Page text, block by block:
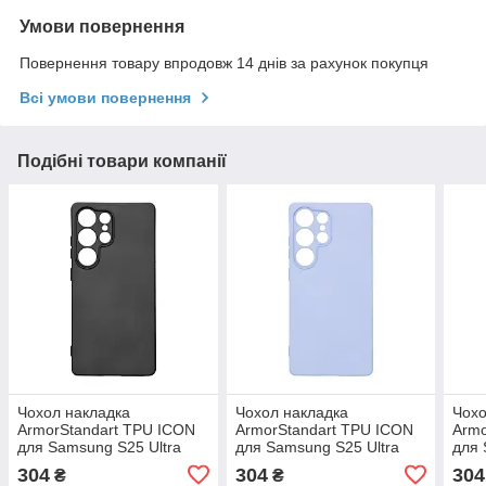
Умови повернення
Повернення товару впродовж 14 днів за рахунок покупця
Всі умови повернення
Подібні товари компанії
Чохол накладка
ArmorStandart TPU ICON
для Samsung S25 Ultra
(ARM81580)
304 ₴
Чохол накладка
ArmorStandart TPU ICON
для Samsung S25 Ultra
(ARM81583)
304₴
для
304